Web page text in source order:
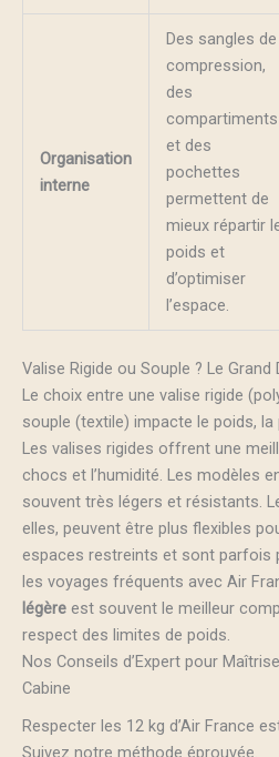
Organisation
interne
Des sangles de
compression,
des
compartiments
et des
pochettes
permettent de
mieux répartir
poids et
d’optimiser
l’espace.
Valise Rigide ou Souple ? Le Grand
Le choix entre une valise rigide
souple (textile) impacte le poids,
Les valises rigides offrent une
chocs et l’humidité. Les modèles
souvent très légers et résistants.
elles, peuvent être plus flexibles
espaces restreints et sont parfois
les voyages fréquents avec Air
légère est souvent le meilleur
respect des limites de poids.
Nos Conseils d’Expert pour
Cabine
Respecter les 12 kg d’Air France
Suivez notre méthode éprouvée.